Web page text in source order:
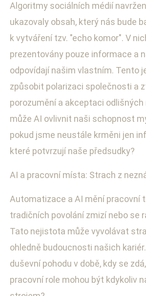
Algoritmy sociálních médií
ukazovaly obsah, který nás bude
k vytváření tzv. "echo komor". V
prezentovány pouze informace a
odpovídají našim vlastním. Tento
způsobit polarizaci společnosti a
porozumění a akceptaci odlišných
může AI ovlivnit naši schopnost
pokud jsme neustále krměni jen
které potvrzují naše předsudky?
AI a pracovní místa: Strach z
Automatizace a AI mění pracovní
tradičních povolání zmizí nebo se
Tato nejistota může vyvolávat
ohledně budoucnosti našich
duševní pohodu v době, kdy se
pracovní role mohou být kdykoliv